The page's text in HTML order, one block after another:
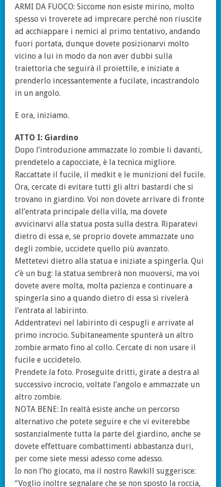
ARMI DA FUOCO: Siccome non esiste mirino, molto
spesso vi troverete ad imprecare perché non riuscite
ad acchiappare i nemici al primo tentativo, andando
fuori portata, dunque dovete posizionarvi molto
vicino a lui in modo da non aver dubbi sulla
traiettoria che seguirà il proiettile, e iniziate a
prenderlo incessantemente a fucilate, incastrandolo
in un angolo.
E ora, iniziamo.
ATTO I: Giardino
Dopo l’introduzione ammazzate lo zombie li davanti,
prendetelo a capocciate, è la tecnica migliore.
Raccattate il fucile, il medkit e le munizioni del fucile.
Ora, cercate di evitare tutti gli altri bastardi che si
trovano in giardino. Voi non dovete arrivare di fronte
all’entrata principale della villa, ma dovete
avvicinarvi alla statua posta sulla destra. Riparatevi
dietro di essa e, se proprio dovete ammazzate uno
degli zombie, uccidete quello più avanzato.
Mettetevi dietro alla statua e iniziate a spingerla. Qui
c’è un bug: la statua sembrerà non muoversi, ma voi
dovete avere molta, molta pazienza e continuare a
spingerla sino a quando dietro di essa si rivelerà
l’entrata al labirinto.
Addentratevi nel labirinto di cespugli e arrivate al
primo incrocio. Subitaneamente spunterà un altro
zombie armato fino al collo. Cercate di non usare il
fucile e uccidetelo.
Prendete la foto. Proseguite dritti, girate a destra al
successivo incrocio, voltate l’angolo e ammazzate un
altro zombie.
NOTA BENE: In realtà esiste anche un percorso
alternativo che potete seguire e che vi eviterebbe
sostanzialmente tutta la parte del giardino, anche se
dovete effettuare combattimenti abbastanza duri,
per come siete messi adesso come adesso.
Io non l’ho giocato, ma il nostro Rawkill suggerisce:
“Voglio inoltre segnalare che se non sposto la roccia,